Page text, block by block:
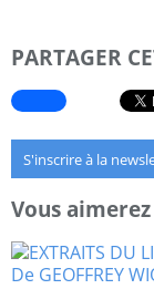
PARTAGER
S'inscrire à la
Vous